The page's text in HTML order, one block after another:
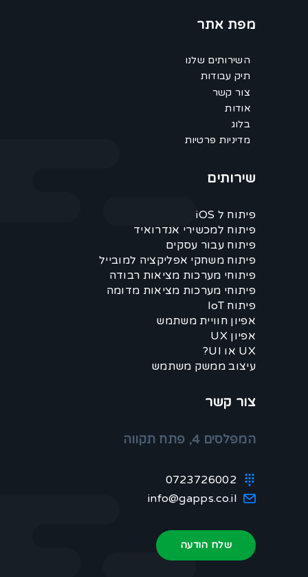
מפת אתר
השירותים שלנו
תיק עבודות
צור קשר
אודות
בלוג
מדיניות פרטיות
שירותים
פיתוח ל iOS
פיתוח למכשירי אנדרואיד
פיתוח עבור עסקים
פיתוח משחקי אפליקציה למובייל
פיתוחי מערכות מציאות רבודה
פיתוחי מערכות מציאות מדומה
פיתוח IoT
אפיון חוויית משתמש
אפיון UX
UX או UI?
עיצוב ממשק משתמש
צור קשר
המפלסים 4, פתח תקווה
0723726002
info@gapps.co.il
שלח הודעה